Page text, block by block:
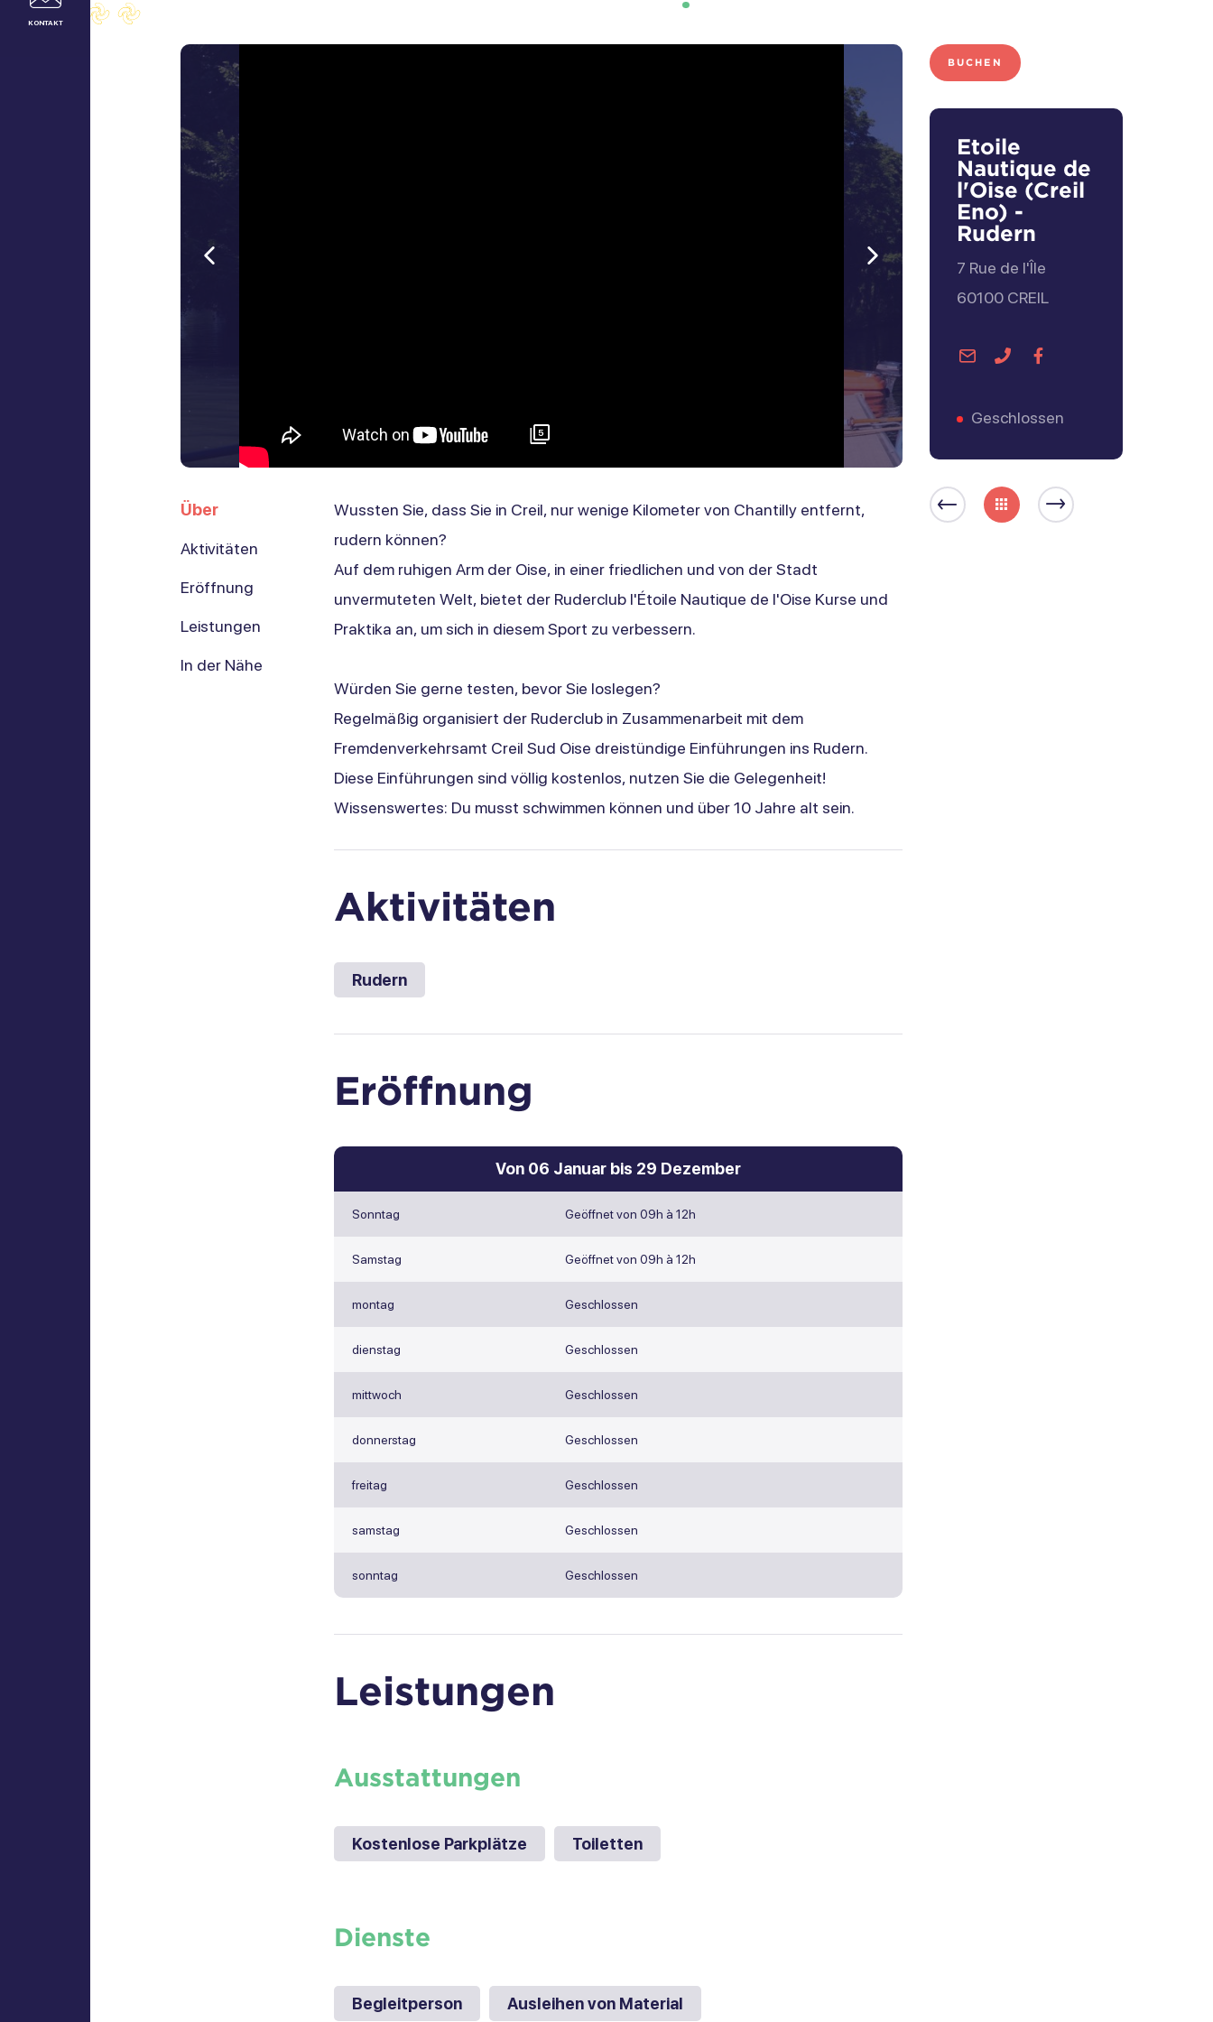
KONTAKT
5
Weiter
Vorherige
Über
Aktivitäten
Eröffnung
Leistungen
In der Nähe
Wussten Sie, dass Sie in Creil, nur wenige Kilometer von Chantilly entfernt,
rudern können?
Auf dem ruhigen Arm der Oise, in einer friedlichen und von der Stadt
unvermuteten Welt, bietet der Ruderclub l'Étoile Nautique de l'Oise Kurse und
Praktika an, um sich in diesem Sport zu verbessern.
Würden Sie gerne testen, bevor Sie loslegen?
Regelmäßig organisiert der Ruderclub in Zusammenarbeit mit dem
Fremdenverkehrsamt Creil Sud Oise dreistündige Einführungen ins Rudern.
Diese Einführungen sind völlig kostenlos, nutzen Sie die Gelegenheit!
Wissenswertes: Du musst schwimmen können und über 10 Jahre alt sein.
Aktivitäten
Rudern
Eröffnung
Von 06 Januar bis 29 Dezember
Sonntag Geöffnet von 09h à 12h
Samstag Geöffnet von 09h à 12h
montag Geschlossen
dienstag Geschlossen
mittwoch Geschlossen
donnerstag Geschlossen
freitag Geschlossen
samstag Geschlossen
sonntag Geschlossen
Leistungen
Ausstattungen
Kostenlose Parkplätze Toiletten
Dienste
Begleitperson Ausleihen von Material
BUCHEN
Etoile
Nautique de
l'Oise (Creil
Eno) -
Rudern
7 Rue de l'Île
60100 CREIL
Per
Mail
Telefonisch
Geschlossen